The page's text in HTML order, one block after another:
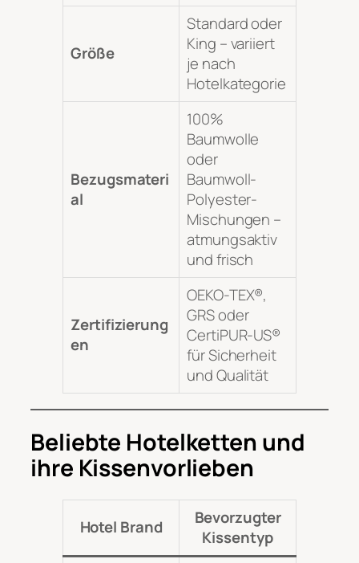
Größe
Standard oder
King – variiert
je nach
Hotelkategorie
Bezugsmateri
al
100%
Baumwolle
oder
Baumwoll-
Polyester-
Mischungen –
atmungsaktiv
und frisch
Zertifizierung
en
OEKO-TEX®,
GRS oder
CertiPUR-US®
für Sicherheit
und Qualität
Beliebte Hotelketten und
ihre Kissenvorlieben
Hotel Brand
Bevorzugter
Kissentyp